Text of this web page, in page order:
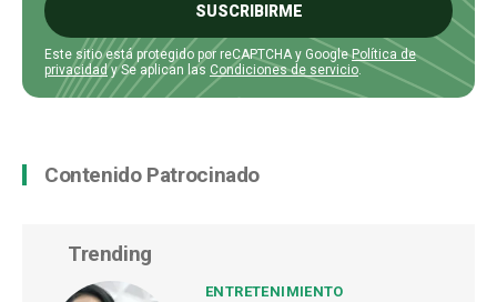
SUSCRIBIRME
Este sitio está protegido por reCAPTCHA y GooglePolítica de
privacidady Se aplican las Condiciones de servicio.
Contenido Patrocinado
Trending
ENTRETENIMIENTO